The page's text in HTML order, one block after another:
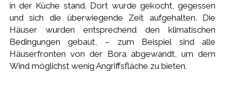
in der Küche stand. Dort wurde gekocht, gegessen
und sich die überwiegende Zeit aufgehalten. Die
Häuser wurden entsprechend den klimatischen
Bedingungen gebaut, – zum Beispiel sind alle
Häuserfronten von der Bora abgewandt, um dem
Wind möglichst wenig Angriffsfläche zu bieten.